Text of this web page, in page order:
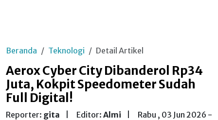
Beranda Teknologi Detail Artikel
Aerox Cyber City Dibanderol Rp34
Juta, Kokpit Speedometer Sudah
Full Digital!
Reporter: gita Editor: Almi
Rabu , 03 Jun 2026 -